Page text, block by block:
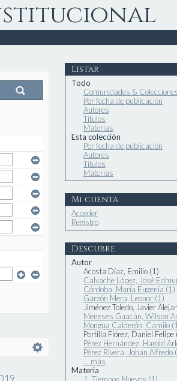
Listar
Todo
Comunidades &
Por fecha de publicación
Autores
Títulos
Materias
Esta colección
Por fecha de publicación
Autores
Títulos
Materias
Mi cuenta
Acceder
Registro
Descubre
Autor
Acosta Díaz, Emilio (1)
Calvache López, José
Córdoba, María Eugenia (1)
Garzón Mera, Leonor (1)
Jiménez Toledo, Javier
Meneses Guacán, Wilson
Mongua Calderón, Camilo
Portilla Flórez, Daniel Felipe
Pérez Hernández, Harold
Pérez Rivera, Johan Alfredo
... más
Materia